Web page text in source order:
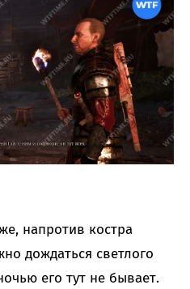
напротив костра
дождаться светлого
его тут не бывает.